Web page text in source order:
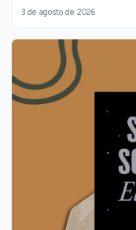
esta nota recupera la
pensar la cul...
3 de agosto de 2026